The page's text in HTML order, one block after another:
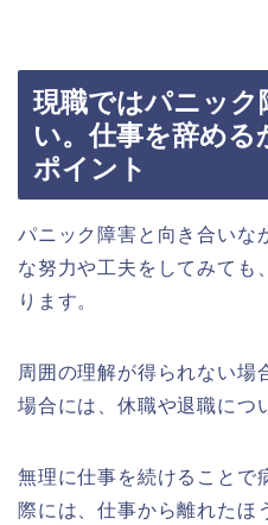
現職ではパニック
い。仕事を辞め
ポイント
パニック障害と向き合いな
な努力や工夫をしてみても
ります。
周囲の理解が得られない場
場合には、休職や退職につ
無理に仕事を続けることで
際には、仕事から離れたほ